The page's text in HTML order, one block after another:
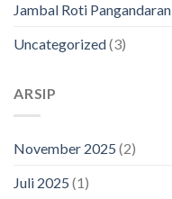
Jambal Roti Pangandaran
Uncategorized(3)
ARSIP
November 2025 (2)
Juli 2025 (1)